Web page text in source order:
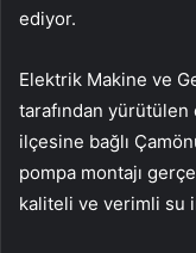
ediyor.
Elektrik Makine ve
tarafından yürütülen
ilçesine bağlı
pompa montajı
kaliteli ve verimli su